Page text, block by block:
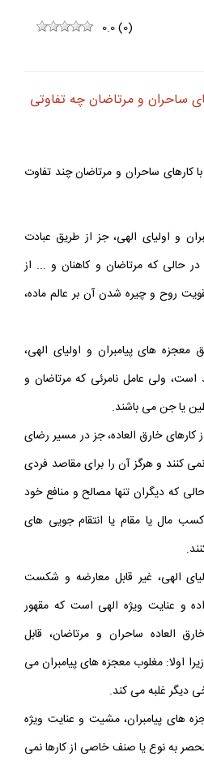
0.0(0)
ساحران و مرتاضان چه تفاوتى
كارهاى ساحران و مرتاضان چند تفاوت
و اولياى الهى، جز از طريق عبادت
حالى كه مرتاضان و كاهنان و ... از
روح و چيره شدن آن بر عالم ماده،
هاى پيامبران و اولياى الهى،
ولى عامل نامرئى كه مرتاضان و
يا جن مى باشند.
كارهاى خارق العاده، جز در مسير رضاى
كنند و هرگز آن را براى مقاصد فردى
كه ديگران تنها مصالح و منافع خود
مال يا مقام يا انتقام جويى هاى
الهى، غير قابل معارضه و شكست
و عنايت ويژه الهى است كه مقهور
العاده ساحران و مرتاضان، قابل
اولا: مغلوب معجزه هاى پيامبران مى
ديگر غلبه مى كند.
هاى پيامبران، مشيت و عنايت ويژه
به نوع يا صنف خاصى از كارها نمى